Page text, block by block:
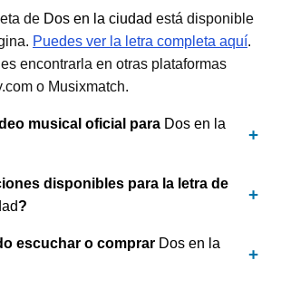
de Dos en la ciudad está disponible
Puedes ver la letra completa aquí.
encontrarla en otras plataformas
o Musixmatch.
musical oficial para Dos en la
disponibles para la letra de
?
escuchar o comprar Dos en la